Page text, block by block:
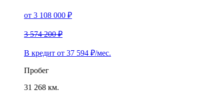
от 3 108 000 ₽
3 574 200 ₽
В кредит от 37 594 ₽/мес.
Пробег
31 268 км.